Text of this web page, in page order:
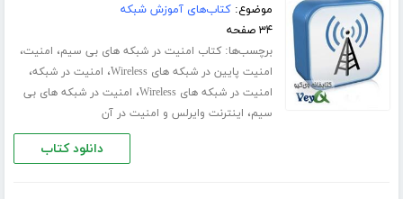
موضوع:کتاب‌های آموزش شبکه
۳۴ صفحه
برچسب‌ها:کتاب امنیت در شبکه های بی سیم، امنیت،
امنیت پایین در شبکه های Wireless ، امنیت در شبکه،
امنیت در شبکه های Wireless ، امنیت در شبکه های بی
سیم، اینترنت وایرلس و امنیت در آن
دانلود کتاب